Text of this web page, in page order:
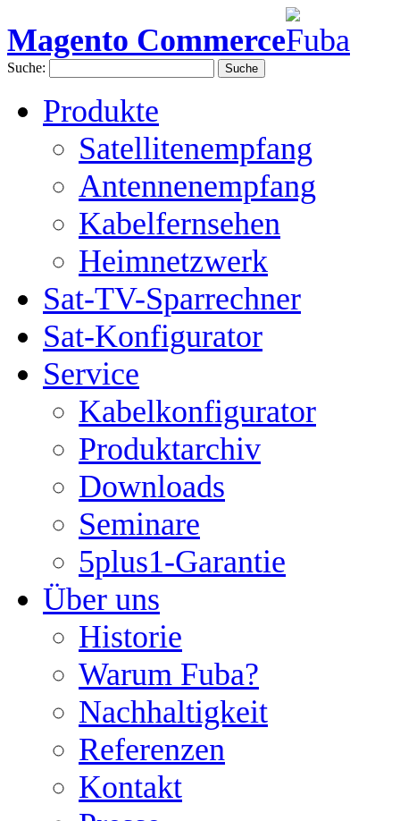
Magento Commerce
Suche: Suche
Produkte
Satellitenempfang
Antennenempfang
Kabelfernsehen
Heimnetzwerk
Sat-TV-Sparrechner
Sat-Konfigurator
Service
Kabelkonfigurator
Produktarchiv
Downloads
Seminare
5plus1-Garantie
Über uns
Historie
Warum Fuba?
Nachhaltigkeit
Referenzen
Kontakt